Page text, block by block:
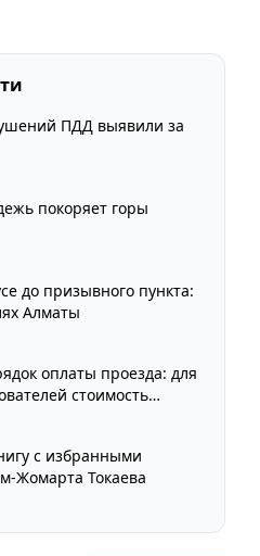
ПДД выявили за
покоряет горы
до призывного пункта:
Алматы
оплаты проезда: для
стоимость
с избранными
Жомарта Токаева